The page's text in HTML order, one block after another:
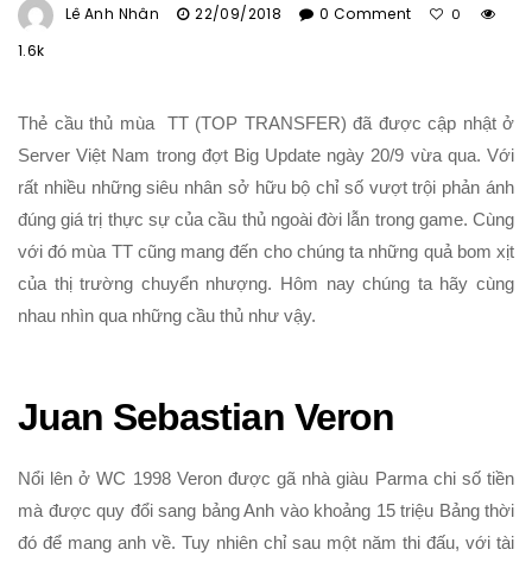
Lê Anh Nhân 22/09/2018 0 Comment 0
1.6k
Thẻ cầu thủ mùa TT (TOP TRANSFER) đã được cập nhật ở
Server Việt Nam trong đợt Big Update ngày 20/9 vừa qua. Với
rất nhiều những siêu nhân sở hữu bộ chỉ số vượt trội phản ánh
đúng giá trị thực sự của cầu thủ ngoài đời lẫn trong game. Cùng
với đó mùa TT cũng mang đến cho chúng ta những quả bom xịt
của thị trường chuyển nhượng. Hôm nay chúng ta hãy cùng
nhau nhìn qua những cầu thủ như vậy.
Juan Sebastian Veron
Nổi lên ở WC 1998 Veron được gã nhà giàu Parma chi số tiền
mà được quy đổi sang bảng Anh vào khoảng 15 triệu Bảng thời
đó để mang anh về. Tuy nhiên chỉ sau một năm thi đấu, với tài